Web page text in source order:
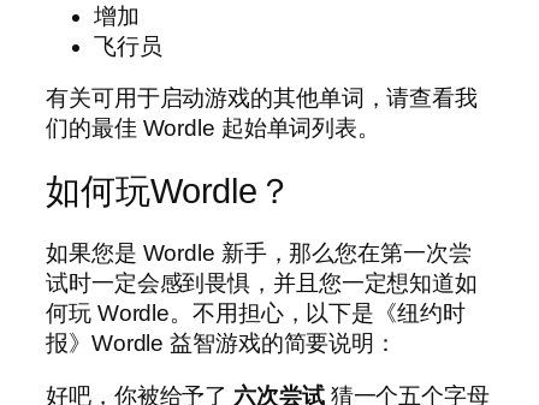
增加
飞行员
有关可用于启动游戏的其他单词，请查看我
们的最佳 Wordle 起始单词列表。
如何玩Wordle？
如果您是 Wordle 新手，那么您在第一次尝
试时一定会感到畏惧，并且您一定想知道如
何玩 Wordle。不用担心，以下是《纽约时
报》Wordle 益智游戏的简要说明：
好吧，你被给予了 六次尝试猜一个五个字母